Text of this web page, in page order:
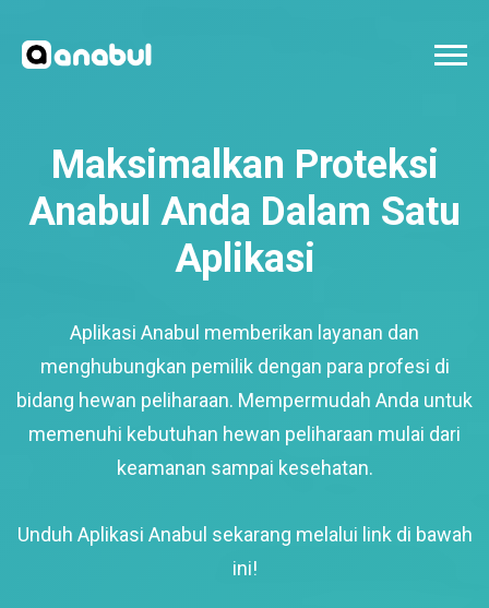
Maksimalkan Proteksi
Anabul Anda Dalam Satu
Aplikasi
Aplikasi Anabul memberikan layanan dan
menghubungkan pemilik dengan para profesi di
bidang hewan peliharaan. Mempermudah Anda untuk
memenuhi kebutuhan hewan peliharaan mulai dari
keamanan sampai kesehatan.
Unduh Aplikasi Anabul sekarang melalui link di bawah
ini!